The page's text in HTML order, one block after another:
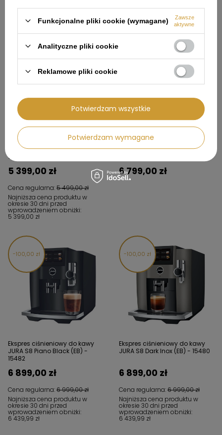
wprowadzeniem obniżki:
Ekspres ciśnieniowy do kawy
JURA E8 Midnight Silver (ED) -
15712
Cena regularna:5 499,00 zł
5 399,00 zł
Najniższa cena produktu w
okresie 30 dni przed
wprowadzeniem obniżki:
5 399,00 zł
Ekspres ciśnieniowy do kawy
JURA WE6 Piano Black (EA) -
6 799,00 zł
100,00 zł
Ekspres ciśnieniowy do kawy
JURA S8 Piano Black (EB) -
15482
Cena regularna:6 999,00 zł
6 899,00 zł
Najniższa cena produktu w
okresie 30 dni przed
wprowadzeniem obniżki:
6 439,99 zł
100,00 zł
Ekspres ciśnieniowy do kawy
JURA S8 Dark Inox (EB) - 15480
Cena regularna:6 999,00 zł
6 899,00 zł
Najniższa cena produktu w
okresie 30 dni przed
wprowadzeniem obniżki:
6 439,99 zł
Funkcjonalne pliki cookie (wymagane)
Zawsze
aktywne
Analityczne pliki cookie
Reklamowe pliki cookie
Potwierdzam wymagane
Potwierdzam wszystkie